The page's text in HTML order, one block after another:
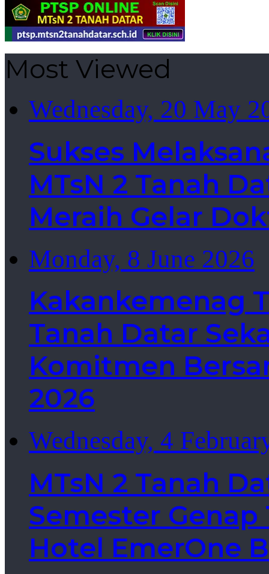
Most Viewed
Wednesday, 20 May
Sukses
MTsN 2 Tanah
Meraih Gelar
Monday, 8 June 2026
Kakankemenag
Tanah Datar
Komitmen
2026
Wednesday, 4
MTsN 2 Tanah
Semester Genap
Hotel EmerOne